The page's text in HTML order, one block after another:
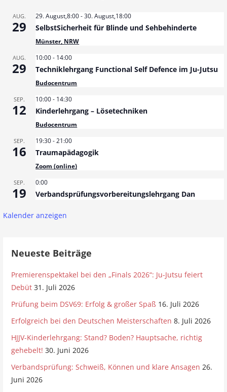
AUG.
29
29. August,8:00-30. August,18:00
SelbstSicherheit für Blinde und Sehbehinderte
Münster, NRW
AUG.
29
10:00- 14:00
Techniklehrgang Functional Self Defence im Ju-Jutsu
Budocentrum
SEP.
12
10:00- 14:30
Kinderlehrgang – Lösetechniken
Budocentrum
SEP.
16
19:30-21:00
Traumapädagogik
Zoom (online)
SEP.
19
0:00
Verbandsprüfungsvorbereitungslehrgang Dan
Kalender anzeigen
Neueste Beiträge
Premierenspektakel bei den „Finals 2026“: Ju-Jutsu feiert
Debüt 31. Juli 2026
Prüfung beim DSV69: Erfolg & großer Spaß 16. Juli 2026
Erfolgreich bei den Deutschen Meisterschaften 8. Juli 2026
HJJV-Kinderlehrgang: Stand? Boden? Hauptsache, richtig
gehebelt! 30. Juni 2026
Verbandsprüfung: Schweiß, Können und klare Ansagen 26.
Juni 2026